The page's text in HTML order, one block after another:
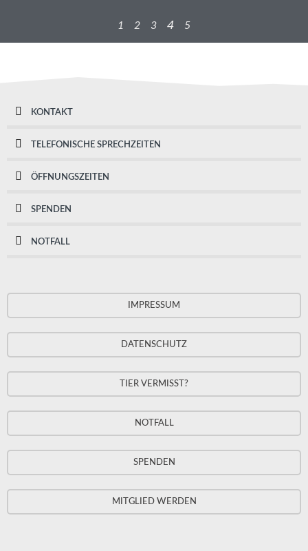
1 2 3 4 5
KONTAKT
TELEFONISCHE SPRECHZEITEN
ÖFFNUNGSZEITEN
SPENDEN
NOTFALL
IMPRESSUM
DATENSCHUTZ
TIER VERMISST?
NOTFALL
SPENDEN
MITGLIED WERDEN